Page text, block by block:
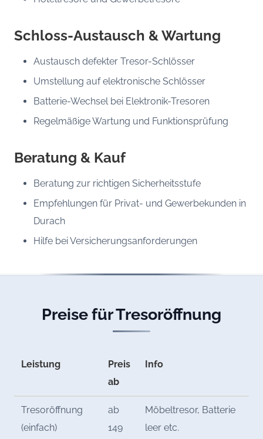
Schloss-Austausch & Wartung
Austausch defekter Tresor-Schlösser
Umstellung auf elektronische Schlösser
Batterie-Wechsel bei Elektronik-Tresoren
Regelmäßige Wartung und Funktionsprüfung
Beratung & Kauf
Beratung zur richtigen Sicherheitsstufe
Empfehlungen für Privat- und Gewerbekunden in
Durach
Hilfe bei Versicherungsanforderungen
Preise für Tresoröffnung
Leistung
Preis
ab
Info
Tresoröffnung
(einfach)
ab
149
Möbeltresor, Batterie
leer etc.